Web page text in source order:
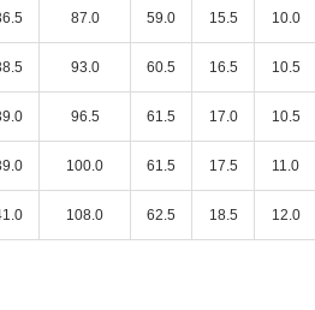
87.0 59.0 15.5 10.0
93.0 60.5 16.5 10.5
96.5 61.5 17.0 10.5
100.0 61.5 17.5 11.0
108.0 62.5 18.5 12.0